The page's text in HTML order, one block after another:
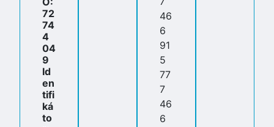
72
74
4
04
9
Id
en
tifi
ká
to
46
6
91
5
77
7
46
6